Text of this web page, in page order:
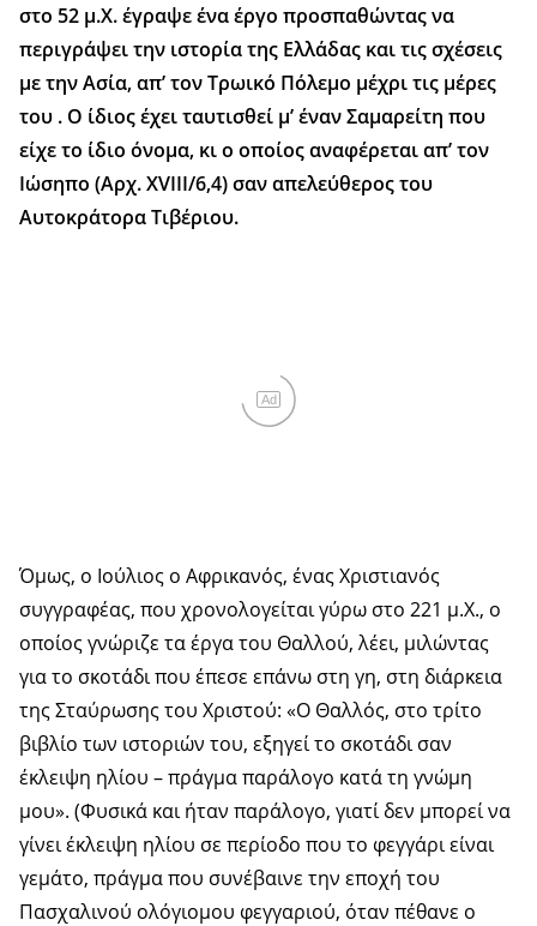
στο 52 μ.Χ. έγραψε ένα έργο προσπαθώντας να
περιγράψει την ιστορία της Ελλάδας και τις σχέσεις
με την Ασία, απ’ τον Τρωικό Πόλεμο μέχρι τις μέρες
του . Ο ίδιος έχει ταυτισθεί μ’ έναν Σαμαρείτη που
είχε το ίδιο όνομα, κι ο οποίος αναφέρεται απ’ τον
Ιώσηπο (Αρχ. XVIII/6,4) σαν απελεύθερος του
Αυτοκράτορα Τιβέριου.
Ad
Όμως, ο Ιούλιος ο Αφρικανός, ένας Χριστιανός
συγγραφέας, που χρονολογείται γύρω στο 221 μ.Χ., ο
οποίος γνώριζε τα έργα του Θαλλού, λέει, μιλώντας
για το σκοτάδι που έπεσε επάνω στη γη, στη διάρκεια
της Σταύρωσης του Χριστού: «Ο Θαλλός, στο τρίτο
βιβλίο των ιστοριών του, εξηγεί το σκοτάδι σαν
έκλειψη ηλίου – πράγμα παράλογο κατά τη γνώμη
μου». (Φυσικά και ήταν παράλογο, γιατί δεν μπορεί να
γίνει έκλειψη ηλίου σε περίοδο που το φεγγάρι είναι
γεμάτο, πράγμα που συνέβαινε την εποχή του
Πασχαλινού ολόγιομου φεγγαριού, όταν πέθανε ο